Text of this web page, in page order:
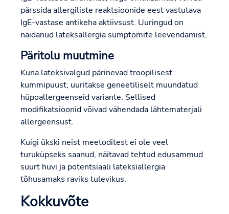
pärssida allergiliste reaktsioonide eest vastutava
IgE-vastase antikeha aktiivsust. Uuringud on
näidanud lateksallergia sümptomite leevendamist.
Päritolu muutmine
Kuna lateksivalgud pärinevad troopilisest
kummipuust, uuritakse geneetiliselt muundatud
hüpoallergeenseid variante. Sellised
modifikatsioonid võivad vähendada lähtematerjali
allergeensust.
Kuigi ükski neist meetoditest ei ole veel
turuküpseks saanud, näitavad tehtud edusammud
suurt huvi ja potentsiaali lateksiallergia
tõhusamaks raviks tulevikus.
Kokkuvõte